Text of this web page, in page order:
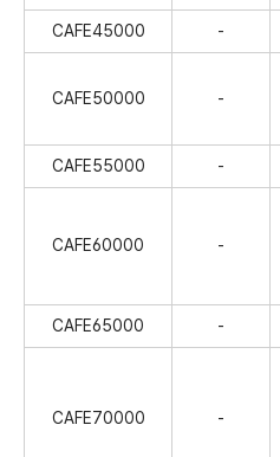
CAFE45000 -
CAFE50000 -
CAFE55000 -
CAFE60000 -
CAFE65000 -
CAFE70000 -